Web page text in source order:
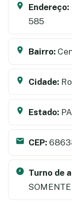
Endereço:
585
Bairro:
Cidade:
Estado: PA
CEP:
Turno de